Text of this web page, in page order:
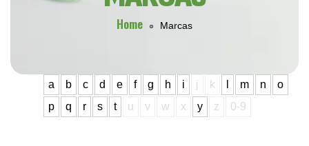
Home Marcas
a b c d e f g h i j k m n
o
p
q r s t u v w x y z 0-9